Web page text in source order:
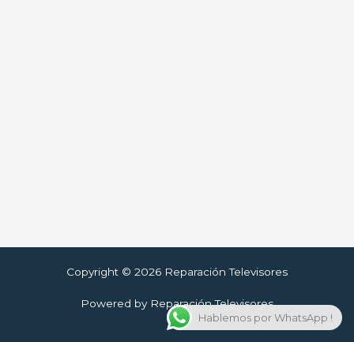
Copyright © 2026 Reparación Televisores
Powered by Reparación Televisores
Hablemos por WhatsApp !